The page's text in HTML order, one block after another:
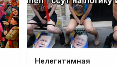
Нелегитимная